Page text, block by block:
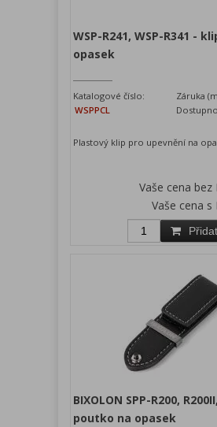
WSP-R241, WSP-R341 -
opasek
Katalogové číslo:
WSPPCL
Záruka
Plastový klip pro upevnění na
Vaše cena bez
Vaše cena s
BIXOLON SPP-R200,
poutko na opasek